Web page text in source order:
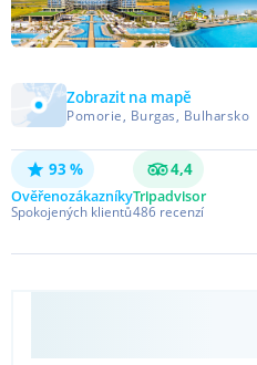
Zobrazit na mapě
Pomorie, Burgas, Bulharsko
93 %
Ověřenozákazníky
Spokojených klientů
4,4
Tripadvisor
486 recenzí